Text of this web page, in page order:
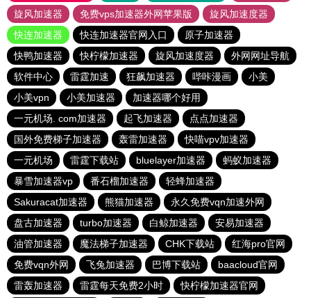
旋风加速器
免费vps加速器外网苹果版
旋风加速度器
快连加速器
快连加速器官网入口
原子加速器
快鸭加速器
快柠檬加速器 旋风加速度器
外网网址导航
软件中心
雷霆加速 狂飙加速器 哔咔漫画
小美
小美vpn
小美加速器
加速器哪个好用
一元机场. com加速器
起飞加速器
点点加速器
国外免费梯子加速器
轰雷加速器
快喵vpv加速器
一元机场
雷霆下载站 bluelayer加速器
蚂蚁加速器
暴雪加速器vp
番石榴加速器
轻蜂加速器
Sakuracat加速器
熊猫加速器
永久免费vqn加速外网
盘古加速器
turbo加速器 白鲸加速器
安易加速器
油管加速器
魔法梯子加速器 CHK下载站
红海pro官网
免费vqn外网
飞兔加速器 巴博下载站
baacloud官网
雷轰加速器
雷霆每天免费2小时 快柠檬加速器官网